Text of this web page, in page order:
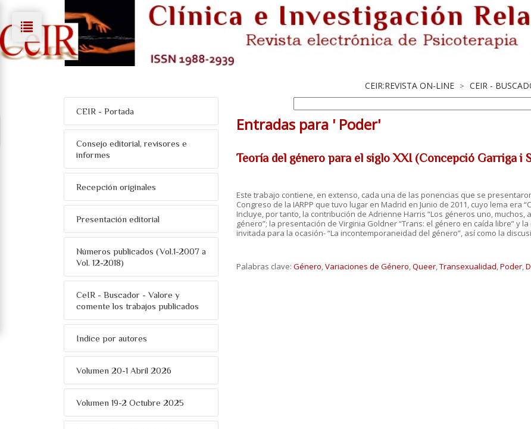
CEIR:REVISTA ON-LINE > CEIR -
CEIR - Portada
Consejo editorial, revisores e
informes
Recepción originales
Presentación editorial
Números publicados (Vol.1-2007 a
Vol. 12-2018)
CeIR - Buscador - Valore y
comente los trabajos publicados
Indice por autores
Volumen 20-1 Abril 2026
Volumen 19-2 Octubre 2025
Entradas para ' Poder'
Teoría del género para el siglo XXI (Concepció Garriga i
Este trabajo contiene, en extenso, cada una de las ponencias que se
Congreso de la IARPP que tuvo lugar en Madrid en Junio de 2011, cuyo lema era
Incluye, por tanto, la contribución de Adrienne Harris “Los géneros uno, muchos,
género”; la presentación de Virginia Goldner “Trans: el género en caída libre” y
invitada para la ocasión- “La incontemporaneidad del género”, así como la
Palabras clave: Género,Variaciones de Género,Queer,Transexualidad,Poder,